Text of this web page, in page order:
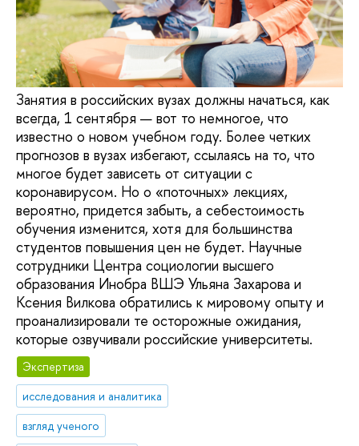
Занятия в российских вузах должны начаться, как
всегда, 1 сентября — вот то немногое, что
известно о новом учебном году. Более четких
прогнозов в вузах избегают, ссылаясь на то, что
многое будет зависеть от ситуации с
коронавирусом. Но о «поточных» лекциях,
вероятно, придется забыть, а себестоимость
обучения изменится, хотя для большинства
студентов повышения цен не будет. Научные
сотрудники Центра социологии высшего
образования Инобра ВШЭ Ульяна Захарова и
Ксения Вилкова обратились к мировому опыту и
проанализировали те осторожные ожидания,
которые озвучивали российские университеты.
Экспертиза
исследования и аналитика
взгляд ученого